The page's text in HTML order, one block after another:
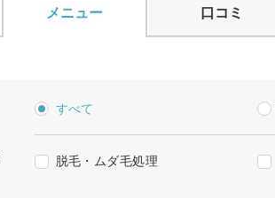
メニュー 口コミ
すべて
脱毛・ムダ毛処理